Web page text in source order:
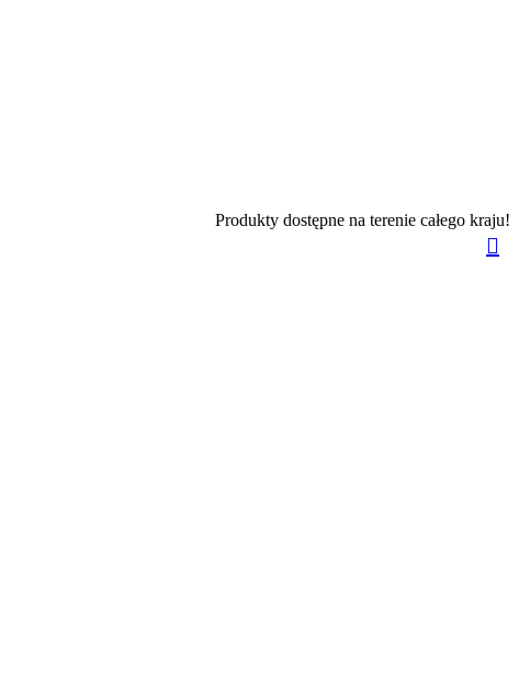
Produkty dostępne na terenie całego kraju!